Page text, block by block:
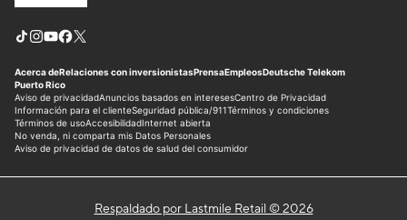
Respaldado por Lastmile Retail © 2026